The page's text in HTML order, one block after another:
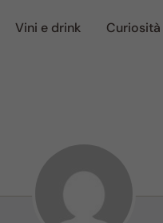
Vini e drink Curiosità